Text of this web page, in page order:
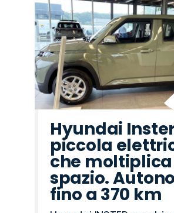
Hyundai
piccola
che
spazio.
fino a 370 km